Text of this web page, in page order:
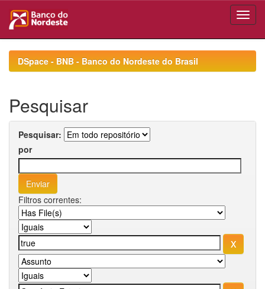
navigationDSpace - BNB - Banco do Nordeste do Brasil
Pesquisar
Pesquisar:
por
Filtros correntes: